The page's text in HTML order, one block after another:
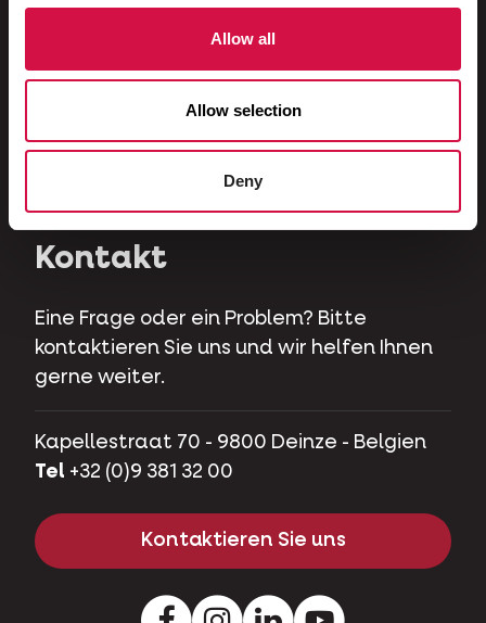
Allow all
Allow selection
Deny
Hühnervögel
Herbivoren
Kontakt
Eine Frage oder ein Problem? Bitte
kontaktieren Sie uns und wir helfen Ihnen
gerne weiter.
Kapellestraat 70 - 9800 Deinze - Belgien
Tel +32 (0)9 381 32 00
Kontaktieren Sie uns
FacebookInstagramLinkedInYoutube